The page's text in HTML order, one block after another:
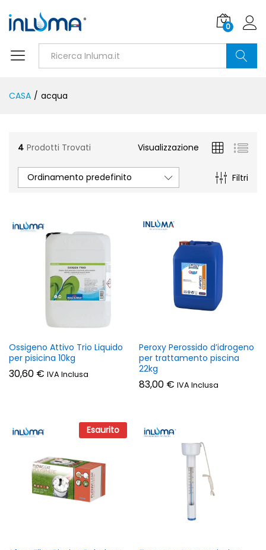
0
CASA / acqua
4 Prodotti Trovati Visualizzazione
Filtri
Ordinamento predefinito
Ossigeno Attivo Trio Liquido
per pisicina 10kg
30,60 € IVA Inclusa
Peroxy Perossido d’idrogeno
per trattamento piscina
22kg
83,00 € IVA Inclusa
Esaurito